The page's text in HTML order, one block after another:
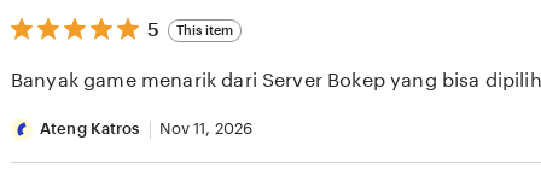
5
out
5
5 This item
Banyak game menarik dari Server Bokep yang bisa
Ateng Katros Nov 11, 2026